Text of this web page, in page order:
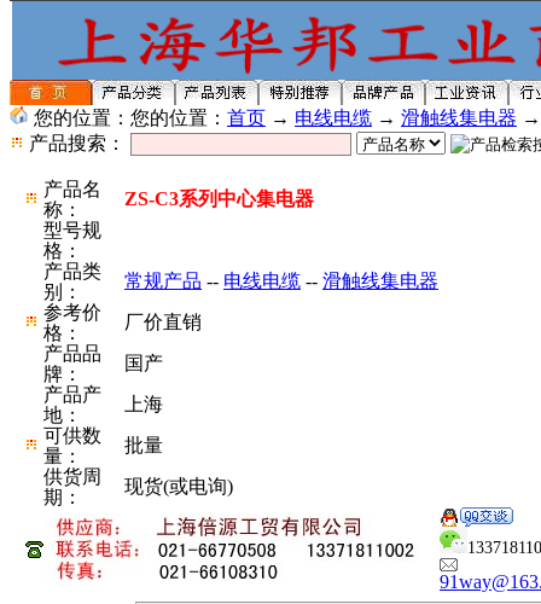
您的位置：您的位置： 首页 → 电线电缆 → 滑触线集电器 →
产品搜索：
产品名
称：
ZS-C3系列中心集电器
型号规
格：
产品类
别：
常规产品 -- 电线电缆 -- 滑触线集电器
参考价
格：
厂价直销
产品品
牌：
国产
产品产
地：
上海
可供数
量：
批量
供货周
期：
现货(或电询)